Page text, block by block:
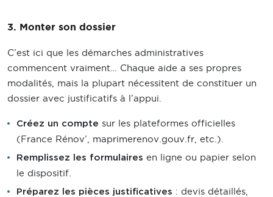
3. Monter son dossier
C’est ici que les démarches administratives
commencent vraiment… Chaque aide a ses propres
modalités, mais la plupart nécessitent de constituer un
dossier avec justificatifs à l’appui.
Créez un compte sur les plateformes officielles
(France Rénov’, maprimerenov.gouv.fr, etc.).
Remplissez les formulaires en ligne ou papier selon
le dispositif.
Préparez les pièces justificatives : devis détaillés,